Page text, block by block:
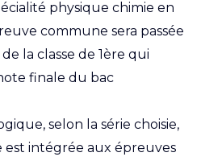
physique chimie en
commune sera passée
la classe de 1ère qui
finale du bac
selon la série choisie,
est intégrée aux épreuves